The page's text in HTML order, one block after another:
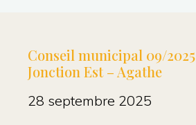
Aymeric"
Conseil municipal 09/2025
Jonction Est – Agathe
28 septembre 2025